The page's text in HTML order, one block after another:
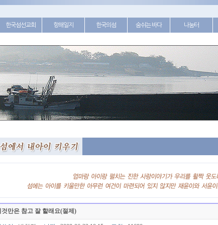
한국섬선교회 항해일지 한국의섬 숨쉬는 바다 나눔터
것만은 참고 잘 할래요(절제)